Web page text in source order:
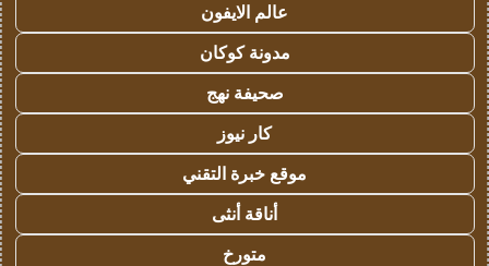
عالم الايفون
مدونة كوكان
صحيفة نهج
كار نيوز
موقع خبرة التقني
أناقة أنثى
متورخ